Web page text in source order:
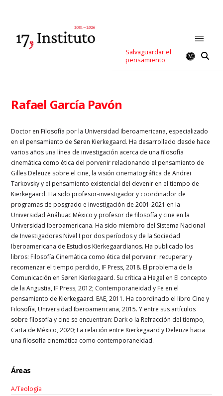
Salvaguardar el
pensamiento
Rafael García Pavón
Doctor en Filosofía por la Universidad Iberoamericana, especializado
en el pensamiento de Søren Kierkegaard. Ha desarrollado desde hace
varios años una línea de investigación acerca de una filosofía
cinemática como ética del porvenir relacionando el pensamiento de
Gilles Deleuze sobre el cine, la visión cinematográfica de Andrei
Tarkovsky y el pensamiento existencial del devenir en el tiempo de
Kierkegaard. Ha sido profesor-investigador y coordinador de
programas de posgrado e investigación de 2001-2021 en la
Universidad Anáhuac México y profesor de filosofía y cine en la
Universidad Iberoamericana. Ha sido miembro del Sistema Nacional
de Investigadores Nivel I por dos períodos y de la Sociedad
Iberoamericana de Estudios Kierkegaardianos. Ha publicado los
libros: Filosofía Cinemática como ética del porvenir: recuperar y
recomenzar el tiempo perdido, IF Press, 2018. El problema de la
Comunicación en Søren Kierkegaard. Su crítica a Hegel en El concepto
de la Angustia, IF Press, 2012; Contemporaneidad y Fe en el
pensamiento de Kierkegaard. EAE, 2011. Ha coordinado el libro Cine y
Filosofía, Universidad Iberoamericana, 2015. Y entre sus artículos
sobre filosofía y cine se encuentran: Dark o la Refracción del tiempo,
Carta de México, 2020; La relación entre Kierkegaard y Deleuze hacia
una filosofía cinemática como contemporaneidad.
Áreas
A/Teología